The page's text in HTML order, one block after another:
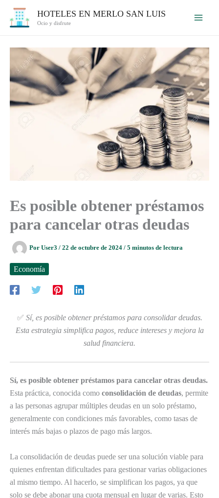
HOTELES EN MERLO SAN LUIS
Ocio y disfrute
Es posible obtener préstamos
para cancelar otras deudas
Por User3 / 22 de octubre de 2024 / 5 minutos de lectura
Economía
✅ Sí, es posible obtener préstamos para consolidar deudas.
Esta estrategia simplifica pagos, reduce intereses y mejora la
salud financiera.
Sí, es posible obtener préstamos para cancelar otras deudas.
Esta práctica, conocida como consolidación de deudas, permite
a las personas agrupar múltiples deudas en un solo préstamo,
generalmente con condiciones más favorables, como tasas de
interés más bajas o plazos de pago más largos.
La consolidación de deudas puede ser una solución viable para
quienes enfrentan dificultades para gestionar varias obligaciones
al mismo tiempo. Al hacerlo, se simplifican los pagos, ya que
solo se debe abonar una cuota mensual en lugar de varias. Esto